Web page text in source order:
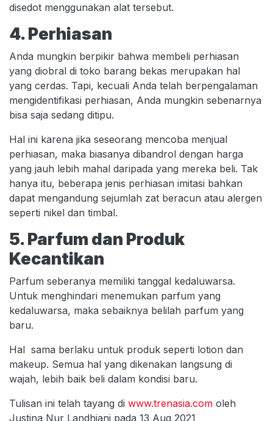
disedot menggunakan alat tersebut.
4. Perhiasan
Anda mungkin berpikir bahwa membeli perhiasan
yang diobral di toko barang bekas merupakan hal
yang cerdas. Tapi, kecuali Anda telah berpengalaman
mengidentifikasi perhiasan, Anda mungkin sebenarnya
bisa saja sedang ditipu.
Hal ini karena jika seseorang mencoba menjual
perhiasan, maka biasanya dibandrol dengan harga
yang jauh lebih mahal daripada yang mereka beli. Tak
hanya itu, beberapa jenis perhiasan imitasi bahkan
dapat mengandung sejumlah zat beracun atau alergen
seperti nikel dan timbal.
5. Parfum dan Produk
Kecantikan
Parfum seberanya memiliki tanggal kedaluwarsa.
Untuk menghindari menemukan parfum yang
kedaluwarsa, maka sebaiknya belilah parfum yang
baru.
Hal sama berlaku untuk produk seperti lotion dan
makeup. Semua hal yang dikenakan langsung di
wajah, lebih baik beli dalam kondisi baru.
Tulisan ini telah tayang di www.trenasia.com oleh
Justina Nur Landhiani pada 13 Aug 2021